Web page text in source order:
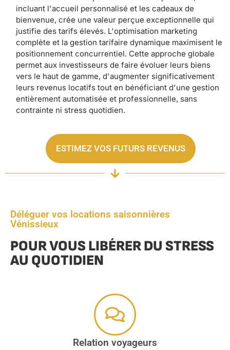
incluant l'accueil personnalisé et les cadeaux de
bienvenue, crée une valeur perçue exceptionnelle qui
justifie des tarifs élevés. L'optimisation marketing
complète et la gestion tarifaire dynamique maximisent le
positionnement concurrentiel. Cette approche globale
permet aux investisseurs de faire évoluer leurs biens
vers le haut de gamme, d'augmenter significativement
leurs revenus locatifs tout en bénéficiant d'une gestion
entièrement automatisée et professionnelle, sans
contrainte ni stress quotidien.
ESTIMEZ VOS FUTURS REVENUS
Déléguer vos locations saisonnières
Vénissieux
POUR VOUS LIBÉRER DU STRESS
AU QUOTIDIEN
Relation voyageurs